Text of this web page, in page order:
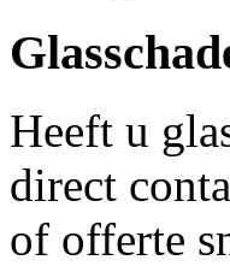
Heeft u
direct
of offerte